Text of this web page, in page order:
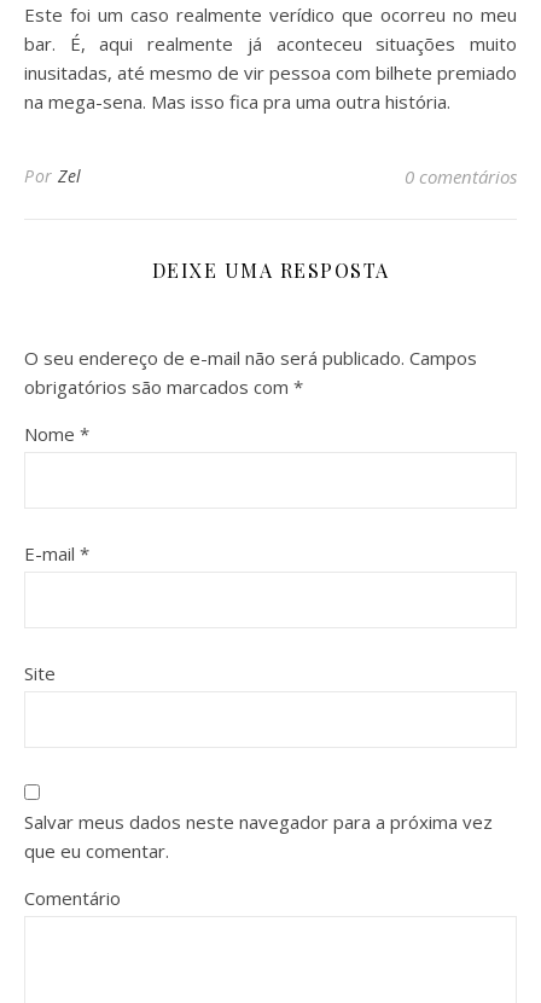
Este foi um caso realmente verídico que ocorreu no meu
bar. É, aqui realmente já aconteceu situações muito
inusitadas, até mesmo de vir pessoa com bilhete premiado
na mega-sena. Mas isso fica pra uma outra história.
Por Zel 0 comentários
DEIXE UMA RESPOSTA
O seu endereço de e-mail não será publicado. Campos
obrigatórios são marcados com *
Nome *
E-mail *
Site
Salvar meus dados neste navegador para a próxima vez
que eu comentar.
Comentário